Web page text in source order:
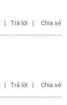
Trả lời Chia sẻ
Trả lời Chia sẻ